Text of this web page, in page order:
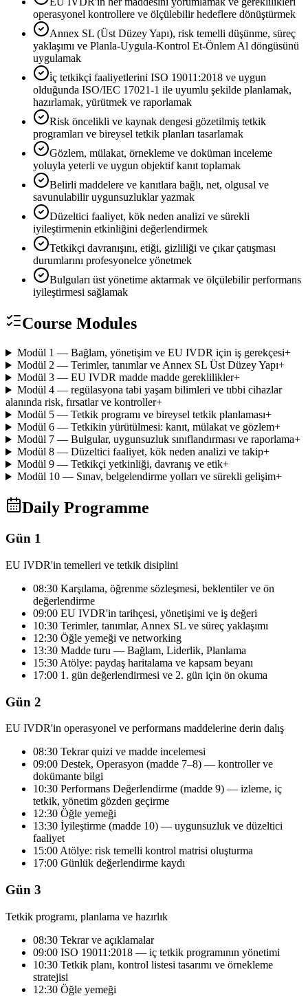
operasyonel kontrollere ve ölçülebilir hedeflere dönüştürmek
Annex SL (Üst Düzey Yapı), risk temelli düşünme, süreç
yaklaşımı ve Planla-Uygula-Kontrol Et-Önlem Al döngüsünü
uygulamak
i̇ç tetkikçi faaliyetlerini ISO 19011:2018 ve uygun
olduğunda ISO/IEC 17021-1 ile uyumlu şekilde planlamak,
hazırlamak, yürütmek ve raporlamak
Risk öncelikli ve kaynak dengesi gözetilmiş tetkik
programları ve bireysel tetkik planları tasarlamak
Gözlem, mülakat, örnekleme ve doküman inceleme
yoluyla yeterli ve uygun objektif kanıt toplamak
Belirli maddelere ve kanıtlara bağlı, net, olgusal ve
savunulabilir uygunsuzluklar yazmak
Düzeltici faaliyet, kök neden analizi ve sürekli
iyileştirmenin etkinliğini değerlendirmek
Tetkikçi davranışını, etiği, gizliliği ve çıkar çatışması
durumlarını profesyonelce yönetmek
Bulguları üst yönetime aktarmak ve ölçülebilir performans
iyileştirmesi sağlamak
Course Modules
Modül 1 — Bağlam, yönetişim ve EU IVDR için iş gerekçesi+
Modül 2 — Terimler, tanımlar ve Annex SL Üst Düzey Yapı+
Modül 3 — EU IVDR madde madde gereklilikler+
Modül 4 — regülasyona tabi yaşam bilimleri ve tıbbi cihazlar
alanında risk, fırsatlar ve kontroller+
Modül 5 — Tetkik programı ve bireysel tetkik planlaması+
Modül 6 — Tetkikin yürütülmesi: kanıt, mülakat ve gözlem+
Modül 7 — Bulgular, uygunsuzluk sınıflandırması ve raporlama+
Modül 8 — Düzeltici faaliyet, kök neden analizi ve takip+
Modül 9 — Tetkikçi yetkinliği, davranış ve etik+
Modül 10 — Sınav, belgelendirme yolları ve sürekli gelişim+
Daily Programme
Gün 1
EU IVDR'in temelleri ve tetkik disiplini
08:30 Karşılama, öğrenme sözleşmesi, beklentiler ve ön
değerlendirme
09:00 EU IVDR'in tarihçesi, yönetişimi ve iş değeri
10:30 Terimler, tanımlar, Annex SL ve süreç yaklaşımı
12:30 Öğle yemeği ve networking
13:30 Madde turu — Bağlam, Liderlik, Planlama
15:30 Atölye: paydaş haritalama ve kapsam beyanı
17:00 1. gün değerlendirmesi ve 2. gün için ön okuma
Gün 2
EU IVDR'in operasyonel ve performans maddelerine derin dalış
08:30 Tekrar quizi ve madde incelemesi
09:00 Destek, Operasyon (madde 7–8) — kontroller ve
dokümante bilgi
10:30 Performans Değerlendirme (madde 9) — izleme, iç
tetkik, yönetim gözden geçirme
12:30 Öğle yemeği
13:30 İyileştirme (madde 10) — uygunsuzluk ve düzeltici
faaliyet
15:00 Atölye: risk temelli kontrol matrisi oluşturma
17:00 Günlük değerlendirme kaydı
Gün 3
Tetkik programı, planlama ve hazırlık
08:30 Tekrar ve açıklamalar
09:00 ISO 19011:2018 — iç tetkik programının yönetimi
10:30 Tetkik planı, kontrol listesi tasarımı ve örnekleme
stratejisi
12:30 Öğle yemeği